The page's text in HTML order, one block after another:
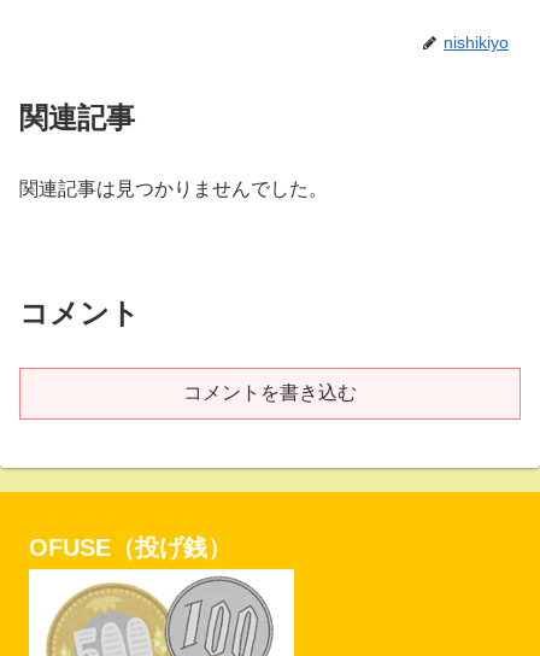
nishikiyo
関連記事
関連記事は見つかりませんでした。
コメント
コメントを書き込む
OFUSE（投げ銭）